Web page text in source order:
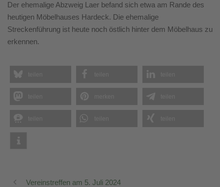
Der ehemalige Abzweig Laer befand sich etwa am Rande des
heutigen Möbelhauses Hardeck. Die ehemalige
Streckenführung ist heute noch östlich hinter dem Möbelhaus zu
erkennen.
Vereinstreffen am 5. Juli 2024